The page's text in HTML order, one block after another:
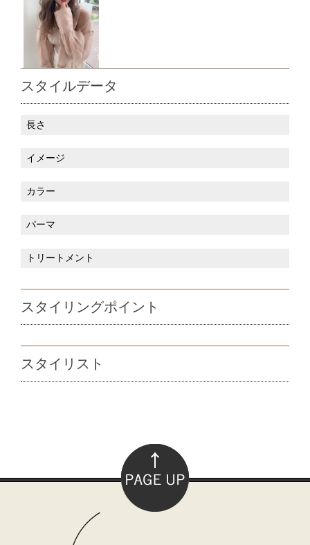
スタイルデータ
長さ
イメージ
カラー
パーマ
トリートメント
スタイリングポイント
スタイリスト